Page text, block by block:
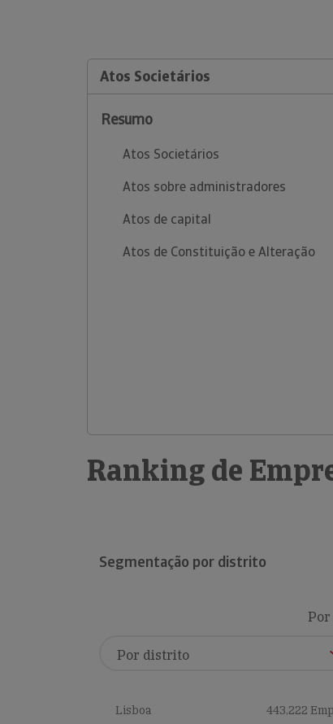
Atos Societários
Resumo
Atos Societários
Atos sobre administradores
Atos de capital
Atos de Constituição e Alteração
Ranking de
Segmentação por distrito
Lisboa 443,222